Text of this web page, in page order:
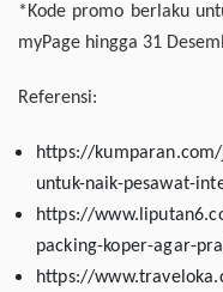
* Kode promo berlaku
myPage hingga 31
Referensi:
https://
untuk-naik-pesawat-
https://
packing-koper-agar-
https://